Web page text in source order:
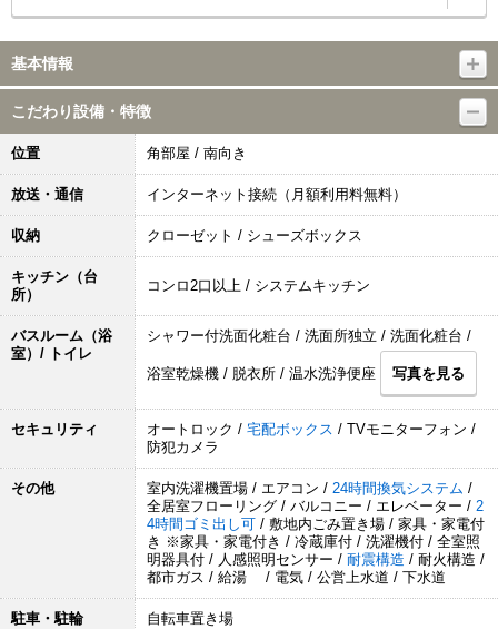
基本情報
こだわり設備・特徴
位置 角部屋 / 南向き
放送・通信 インターネット接続（月額利用料無料）
収納 クローゼット / シューズボックス
キッチン（台
所）
コンロ2口以上 / システムキッチン
バスルーム（浴
室）/ トイレ
シャワー付洗面化粧台 / 洗面所独立 / 洗面化粧台 /
浴室乾燥機 / 脱衣所 / 温水洗浄便座 写真を見る
セキュリティ オートロック / 宅配ボックス / TVモニターフォン /
防犯カメラ
その他 室内洗濯機置場 / エアコン / 24時間換気システム /
全居室フローリング / バルコニー / エレベーター / 2
4時間ゴミ出し可 / 敷地内ごみ置き場 / 家具・家電付
き ※家具・家電付き / 冷蔵庫付 / 洗濯機付 / 全室照
明器具付 / 人感照明センサー / 耐震構造 / 耐火構造 /
都市ガス / 給湯 / 電気 / 公営上水道 / 下水道
駐車・駐輪 自転車置き場